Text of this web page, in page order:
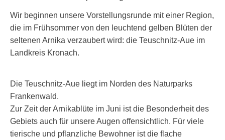
Wir beginnen unsere Vorstellungsrunde mit einer Region,
die im Frühsommer von den leuchtend gelben Blüten der
seltenen Arnika verzaubert wird: die Teuschnitz-Aue im
Landkreis Kronach.
Die Teuschnitz-Aue liegt im Norden des Naturparks
Frankenwald.
Zur Zeit der Arnikablüte im Juni ist die Besonderheit des
Gebiets auch für unsere Augen offensichtlich. Für viele
tierische und pflanzliche Bewohner ist die flache